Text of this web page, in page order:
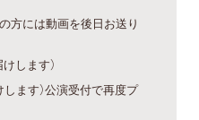
方には動画を後日お送り
します）
ます）公演受付で再度プ